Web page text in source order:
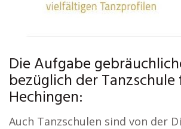
Die Aufgabe
bezüglich der
Hechingen:
Auch Tanzschulen sind von der